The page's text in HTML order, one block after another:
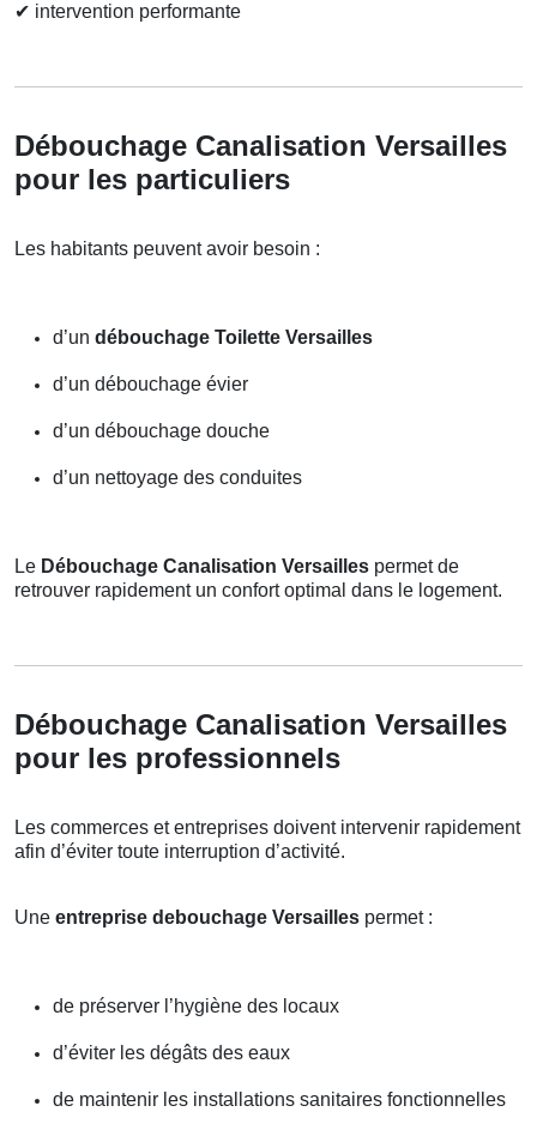
✔ intervention performante
Débouchage Canalisation Versailles
pour les particuliers
Les habitants peuvent avoir besoin :
d’un débouchage Toilette Versailles
d’un débouchage évier
d’un débouchage douche
d’un nettoyage des conduites
Le Débouchage Canalisation Versailles permet de
retrouver rapidement un confort optimal dans le logement.
Débouchage Canalisation Versailles
pour les professionnels
Les commerces et entreprises doivent intervenir rapidement
afin d’éviter toute interruption d’activité.
Une entreprise debouchage Versailles permet :
de préserver l’hygiène des locaux
d’éviter les dégâts des eaux
de maintenir les installations sanitaires fonctionnelles